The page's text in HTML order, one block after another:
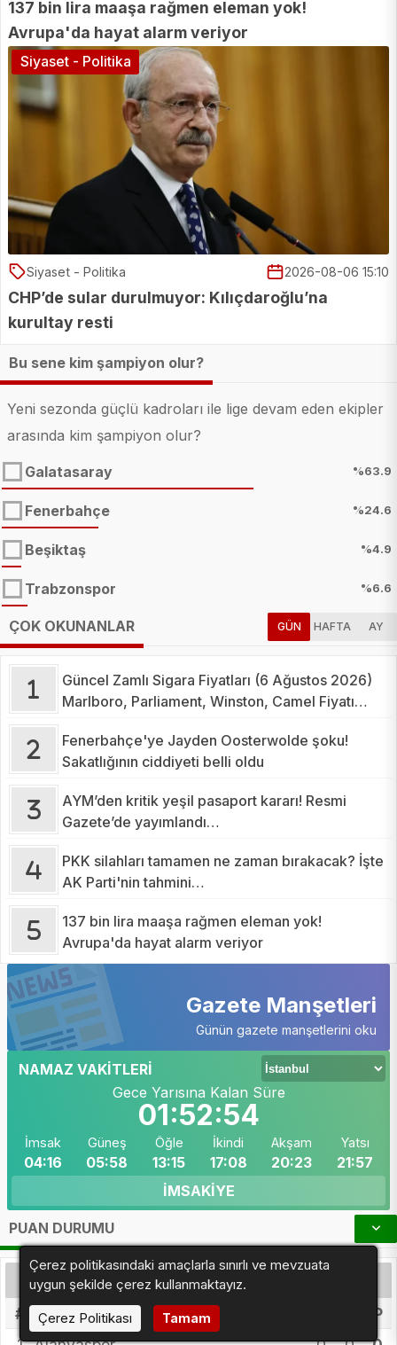
137 bin lira maaşa rağmen eleman yok!
Avrupa'da hayat alarm veriyor
Siyaset - Politika 2026-08-06 15:10
CHP’de sular durulmuyor: Kılıçdaroğlu’na
kurultay resti
Siyaset - Politika
Bu sene kim şampiyon olur?
Yeni sezonda güçlü kadroları ile lige devam eden ekipler
arasında kim şampiyon olur?
Galatasaray %63.9
Fenerbahçe %24.6
Beşiktaş %4.9
Trabzonspor %6.6
ÇOK OKUNANLAR GÜN HAFTA AY
Güncel Zamlı Sigara Fiyatları (6 Ağustos 2026)
Marlboro, Parliament, Winston, Camel Fiyatı
Fenerbahçe'ye Jayden Oosterwolde şoku!
Sakatlığının ciddiyeti belli oldu
AYM’den kritik yeşil pasaport kararı! Resmi
Gazete’de yayımlandı…
PKK silahları tamamen ne zaman bırakacak? İşte
AK Parti'nin tahmini…
137 bin lira maaşa rağmen eleman yok!
Avrupa'da hayat alarm veriyor
Gazete Manşetleri
Günün gazete manşetlerini oku
NAMAZ VAKİTLERİ
Gece Yarısına Kalan Süre
01:52:50
İmsak
04:16
Güneş
05:58
Öğle
13:15
İkindi
17:08
Akşam
20:23
Yatsı
21:57
İMSAKİYE
PUAN DURUMU
TÜRKIYE SÜPER LIG
# TAKIMLAR
P
Çerez politikasındaki amaçlarla sınırlı ve mevzuata
uygun şekilde çerez kullanmaktayız.
Çerez Politikası
Tamam